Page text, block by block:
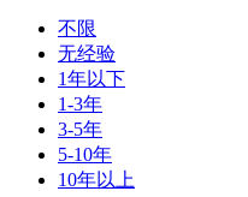
不限
无经验
1年以下
1-3年
3-5年
5-10年
10年以上